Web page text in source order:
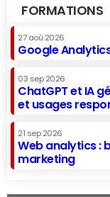
FORMATIONS
27 aoû 2026
Google
03 sep 2026
ChatGPT et IA
et usages
21 sep 2026
Web analytics :
marketing